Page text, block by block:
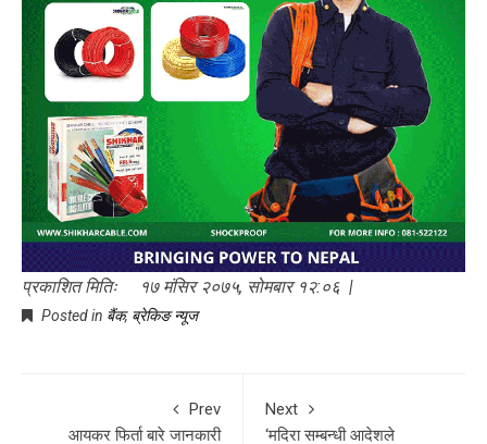
प्रकाशित मितिः १७ मंसिर २०७५, सोमबार १२:०६ |
Posted in बैंक, ब्रेकिङ न्यूज
Prev
आयकर फिर्ता बारे जानकारी
Next
‘मदिरा सम्बन्धी आदेशले